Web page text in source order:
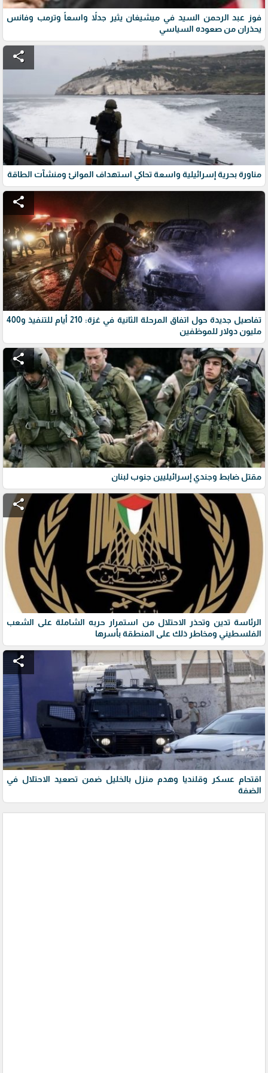
فوز عبد الرحمن السيد في ميشيغان يثير جدلاً واسعاً وترمب وفانس
يحذران من صعوده السياسي
share
مناورة بحرية إسرائيلية واسعة تحاكي استهداف الموانئ ومنشآت الطاقة
share
تفاصيل جديدة حول اتفاق المرحلة الثانية في غزة: 210 أيام للتنفيذ و400
مليون دولار للموظفين
share
مقتل ضابط وجندي إسرائيليين جنوب لبنان
share
الرئاسة تدين وتحذر الاحتلال من استمرار حربه الشاملة على الشعب
الفلسطيني ومخاطر ذلك على المنطقة بأسرها
share
اقتحام عسكر وقلنديا وهدم منزل بالخليل ضمن تصعيد الاحتلال في
الضفة